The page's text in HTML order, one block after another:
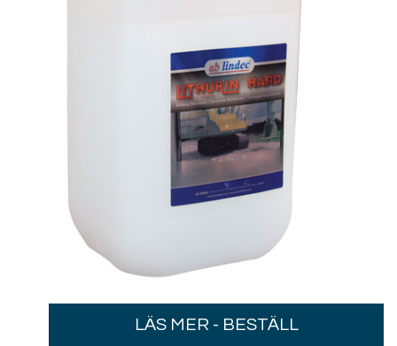
LÄS MER - BESTÄLL